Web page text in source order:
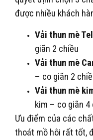
được nhiều khách
Vải thun mè
giãn 2 chiều
Vải thun mè
– co giãn 2
Vải thun mè
kim – co giãn 4
Ưu điểm của các
thoát mồ hôi rất tốt,